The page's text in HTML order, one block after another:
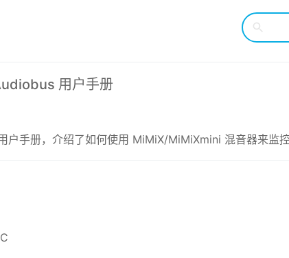
用户手册
手册，介绍了如何使用 MiMiX/MiMiXmini 混音器来监